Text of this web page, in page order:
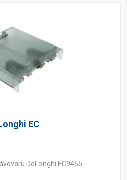
EC
DeLonghi EC9455